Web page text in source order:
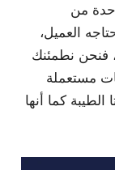
من
العميل،
فنحن نطمئنك
مستعملة
كما أنها